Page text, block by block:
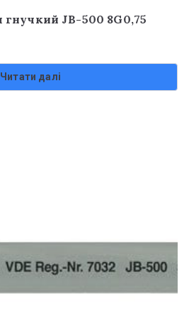
гнучкий JB-500 8G0,75
Читати далі